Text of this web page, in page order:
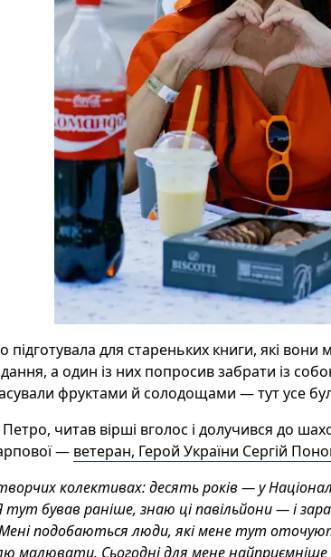
для стареньких книги, які вони
а один із них попросив забрати із
фруктами й солодощами — тут усе
Петро, читав вірші вголос і долучився до
— ветеран, Герой України Сергій
колективах: десять років — у
тут бував раніше, знаю ці павільйони — і
подобаються люди, які мене тут
малювати. Сьогодні для мене найприємніше